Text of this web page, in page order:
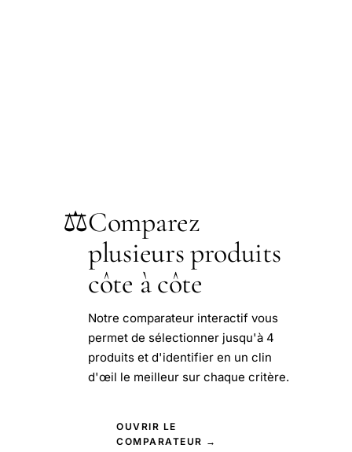
⚖️Comparez
plusieurs produits
côte à côte
Notre comparateur interactif vous
permet de sélectionner jusqu'à 4
produits et d'identifier en un clin
d'œil le meilleur sur chaque critère.
OUVRIR LE
COMPARATEUR →